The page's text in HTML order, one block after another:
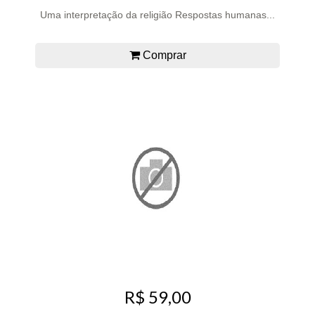
Uma interpretação da religião Respostas humanas...
Comprar
R$ 59,00